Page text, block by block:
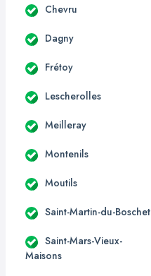
Chevru
Dagny
Frétoy
Lescherolles
Meilleray
Montenils
Moutils
Saint-Martin-du-Boschet
Saint-Mars-Vieux-
Maisons